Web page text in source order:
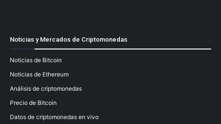
Noticias y Mercados de Criptomonedas
Noticias de Bitcoin
Noticias de Ethereum
Análisis de criptomonedas
Precio de Bitcoin
Datos de criptomonedas en vivo